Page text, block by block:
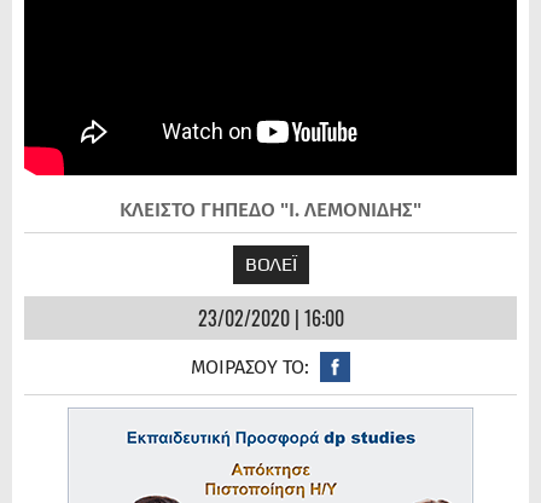
ΚΛΕΙΣΤΟ ΓΗΠΕΔΟ "Ι. ΛΕΜΟΝΙΔΗΣ"
ΒΟΛΕΪ
23/02/2020 | 16:00
ΜΟΙΡΑΣΟΥ ΤΟ: